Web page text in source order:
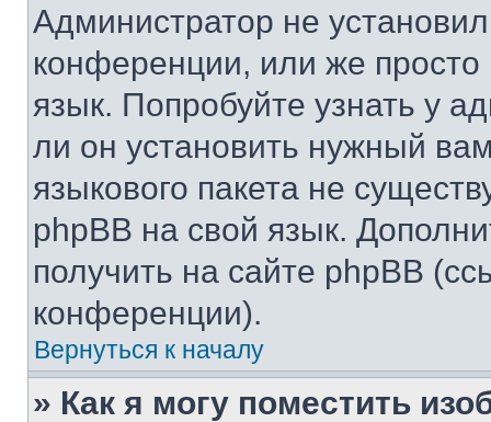
Администратор не
конференции, или же
язык. Попробуйте узнать у
ли он установить нужный
языкового пакета не
phpBB на свой язык.
получить на сайте phpBB
конференции).
Вернуться к началу
» Как я могу поместить